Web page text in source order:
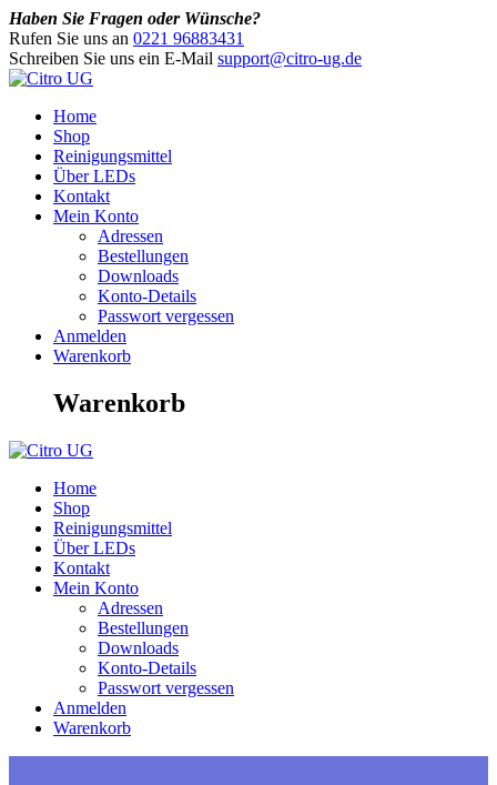
Haben Sie Fragen oder Wünsche?
Rufen Sie uns an 0221 96883431
Schreiben Sie uns ein E-Mail support@citro-ug.de
Home
Shop
Reinigungsmittel
Über LEDs
Kontakt
Mein Konto
Adressen
Bestellungen
Downloads
Konto-Details
Passwort vergessen
Anmelden
Warenkorb
Warenkorb
Home
Shop
Reinigungsmittel
Über LEDs
Kontakt
Mein Konto
Adressen
Bestellungen
Downloads
Konto-Details
Passwort vergessen
Anmelden
Warenkorb